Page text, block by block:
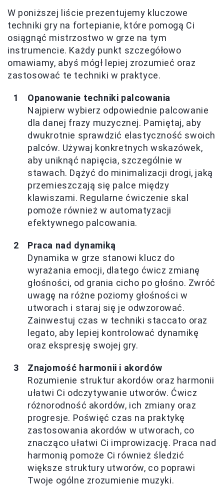
W poniższej liście prezentujemy kluczowe
techniki gry na fortepianie, które pomogą Ci
osiągnąć mistrzostwo w grze na tym
instrumencie. Każdy punkt szczegółowo
omawiamy, abyś mógł lepiej zrozumieć oraz
zastosować te techniki w praktyce.
Opanowanie techniki palcowania
Najpierw wybierz odpowiednie palcowanie
dla danej frazy muzycznej. Pamiętaj, aby
dwukrotnie sprawdzić elastyczność swoich
palców. Używaj konkretnych wskazówek,
aby uniknąć napięcia, szczególnie w
stawach. Dążyć do minimalizacji drogi, jaką
przemieszczają się palce między
klawiszami. Regularne ćwiczenie skal
pomoże również w automatyzacji
efektywnego palcowania.
Praca nad dynamiką
Dynamika w grze stanowi klucz do
wyrażania emocji, dlatego ćwicz zmianę
głośności, od grania cicho po głośno. Zwróć
uwagę na różne poziomy głośności w
utworach i staraj się je odwzorować.
Zainwestuj czas w techniki staccato oraz
legato, aby lepiej kontrolować dynamikę
oraz ekspresję swojej gry.
Znajomość harmonii i akordów
Rozumienie struktur akordów oraz harmonii
ułatwi Ci odczytywanie utworów. Ćwicz
różnorodność akordów, ich zmiany oraz
progresje. Poświęć czas na praktykę
zastosowania akordów w utworach, co
znacząco ułatwi Ci improwizację. Praca nad
harmonią pomoże Ci również śledzić
większe struktury utworów, co poprawi
Twoje ogólne zrozumienie muzyki.